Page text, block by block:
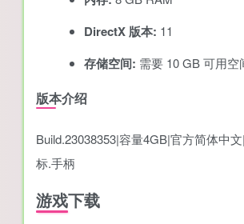
DirectX 版本: 11
存储空间: 需要 10 GB 可用空
版本介绍
Build.23038353|容量4GB|官方简体中
标.手柄
游戏下载